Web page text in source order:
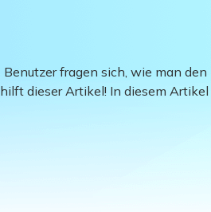
Benutzer fragen sich, wie man
hilft dieser Artikel! In diesem